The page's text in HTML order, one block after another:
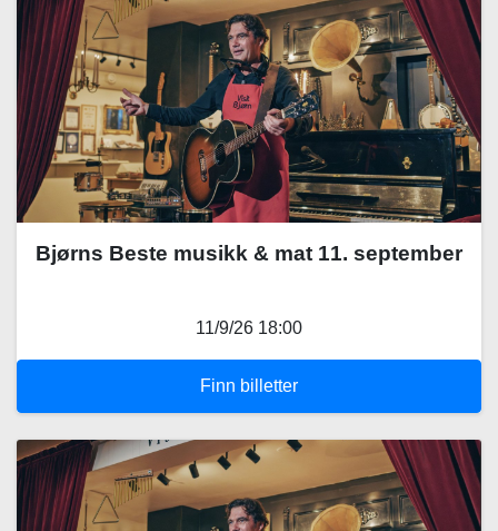
Bjørns Beste musikk & mat 11. september
11/9/26 18:00
Finn billetter